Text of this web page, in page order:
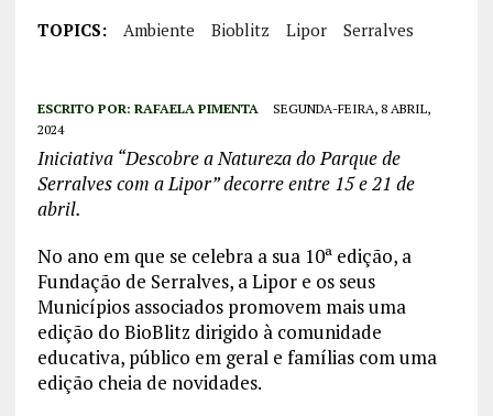
TOPICS: Ambiente Bioblitz Lipor Serralves
ESCRITO POR: RAFAELA PIMENTA
SEGUNDA-FEIRA, 8 ABRIL,
2024
Iniciativa “Descobre a Natureza do Parque de
Serralves com a Lipor” decorre entre 15 e 21 de
abril.
No ano em que se celebra a sua 10ª edição, a
Fundação de Serralves, a Lipor e os seus
Municípios associados promovem mais uma
edição do BioBlitz dirigido à comunidade
educativa, público em geral e famílias com uma
edição cheia de novidades.